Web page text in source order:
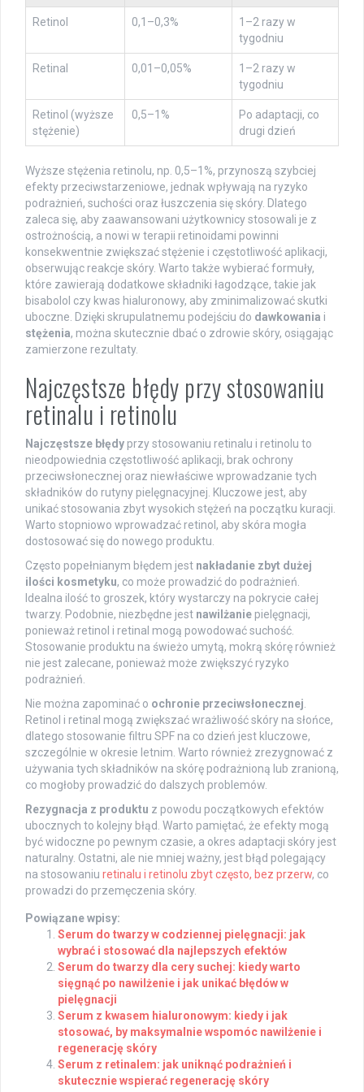
Retinol 0,1–0,3%
1–2 razy w
tygodniu
Retinal 0,01–0,05%
1–2 razy w
tygodniu
Retinol (wyższe
stężenie)
0,5–1%
Po adaptacji, co
drugi dzień
Wyższe stężenia retinolu, np. 0,5–1%, przynoszą szybciej
efekty przeciwstarzeniowe, jednak wpływają na ryzyko
podrażnień, suchości oraz łuszczenia się skóry. Dlatego
zaleca się, aby zaawansowani użytkownicy stosowali je z
ostrożnością, a nowi w terapii retinoidami powinni
konsekwentnie zwiększać stężenie i częstotliwość aplikacji,
obserwując reakcje skóry. Warto także wybierać formuły,
które zawierają dodatkowe składniki łagodzące, takie jak
bisabolol czy kwas hialuronowy, aby zminimalizować skutki
uboczne. Dzięki skrupulatnemu podejściu do dawkowania i
stężenia, można skutecznie dbać o zdrowie skóry, osiągając
zamierzone rezultaty.
Najczęstsze błędy przy stosowaniu
retinalu i retinolu
Najczęstsze błędy przy stosowaniu retinalu i retinolu to
nieodpowiednia częstotliwość aplikacji, brak ochrony
przeciwsłonecznej oraz niewłaściwe wprowadzanie tych
składników do rutyny pielęgnacyjnej. Kluczowe jest, aby
unikać stosowania zbyt wysokich stężeń na początku kuracji.
Warto stopniowo wprowadzać retinol, aby skóra mogła
dostosować się do nowego produktu.
Często popełnianym błędem jest nakładanie zbyt dużej
ilości kosmetyku, co może prowadzić do podrażnień.
Idealna ilość to groszek, który wystarczy na pokrycie całej
twarzy. Podobnie, niezbędne jest nawilżanie pielęgnacji,
ponieważ retinol i retinal mogą powodować suchość.
Stosowanie produktu na świeżo umytą, mokrą skórę również
nie jest zalecane, ponieważ może zwiększyć ryzyko
podrażnień.
Nie można zapominać o ochronie przeciwsłonecznej.
Retinol i retinal mogą zwiększać wrażliwość skóry na słońce,
dlatego stosowanie filtru SPF na co dzień jest kluczowe,
szczególnie w okresie letnim. Warto również zrezygnować z
używania tych składników na skórę podrażnioną lub zranioną,
co mogłoby prowadzić do dalszych problemów.
Rezygnacja z produktu z powodu początkowych efektów
ubocznych to kolejny błąd. Warto pamiętać, że efekty mogą
być widoczne po pewnym czasie, a okres adaptacji skóry jest
naturalny. Ostatni, ale nie mniej ważny, jest błąd polegający
na stosowaniu retinalu i retinolu zbyt często, bez przerw, co
prowadzi do przemęczenia skóry.
Powiązane wpisy:
Serum do twarzy w codziennej pielęgnacji: jak
wybrać i stosować dla najlepszych efektów
Serum do twarzy dla cery suchej: kiedy warto
sięgnąć po nawilżenie i jak unikać błędów w
pielęgnacji
Serum z kwasem hialuronowym: kiedy i jak
stosować, by maksymalnie wspomóc nawilżenie i
regenerację skóry
Serum z retinalem: jak uniknąć podrażnień i
skutecznie wspierać regenerację skóry